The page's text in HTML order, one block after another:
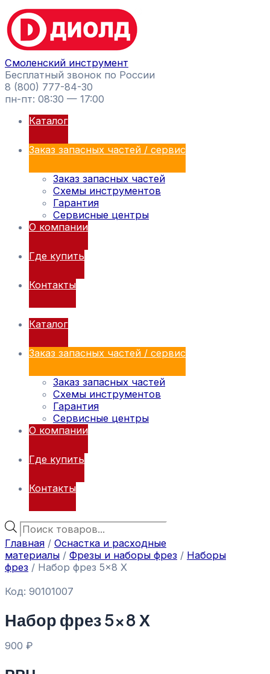
Перейти
к
содержимому
Смоленский инструмент
Бесплатный звонок по России
8 (800) 777-84-30
пн-пт: 08:30 — 17:00
Каталог
Заказ запасных частей / сервис
Заказ запасных частей
Схемы инструментов
Гарантия
Сервисные центры
О компании
Где купить
Контакты
Каталог
Заказ запасных частей / сервис
Заказ запасных частей
Схемы инструментов
Гарантия
Сервисные центры
О компании
Где купить
Контакты
Поиск
товаров
Главная / Оснастка и расходные
материалы / Фрезы и наборы фрез / Наборы
фрез / Набор фрез 5×8 Х
Код: 90101007
Набор фрез 5×8 Х
900 ₽